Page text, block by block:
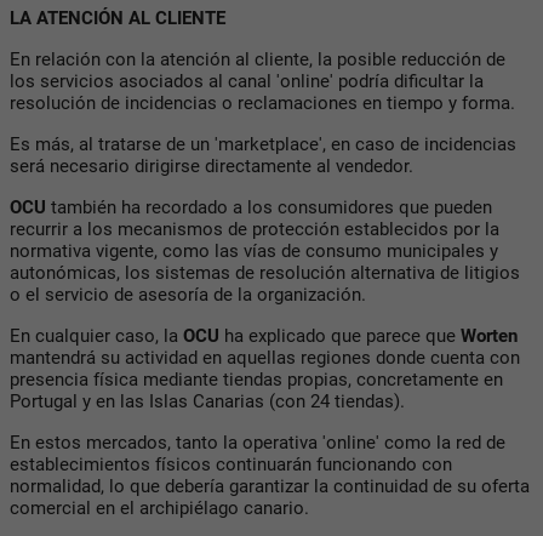
LA ATENCIÓN AL CLIENTE
En relación con la atención al cliente, la posible reducción de
los servicios asociados al canal 'online' podría dificultar la
resolución de incidencias o reclamaciones en tiempo y forma.
Es más, al tratarse de un 'marketplace', en caso de incidencias
será necesario dirigirse directamente al vendedor.
OCU también ha recordado a los consumidores que pueden
recurrir a los mecanismos de protección establecidos por la
normativa vigente, como las vías de consumo municipales y
autonómicas, los sistemas de resolución alternativa de litigios
o el servicio de asesoría de la organización.
En cualquier caso, la OCU ha explicado que parece que Worten
mantendrá su actividad en aquellas regiones donde cuenta con
presencia física mediante tiendas propias, concretamente en
Portugal y en las Islas Canarias (con 24 tiendas).
En estos mercados, tanto la operativa 'online' como la red de
establecimientos físicos continuarán funcionando con
normalidad, lo que debería garantizar la continuidad de su oferta
comercial en el archipiélago canario.